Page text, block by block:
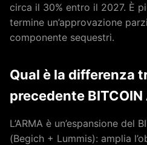
circa il 30% entro il 2027. È
termine un’approvazione
componente sequestri.
Qual è la differenza
precedente BITCOIN
L’ARMA è un’espansione del
(Begich + Lummis): amplia